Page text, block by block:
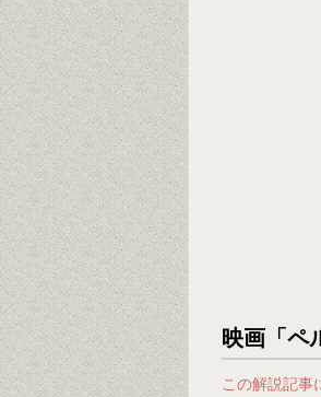
映画「ペ
この解説記事